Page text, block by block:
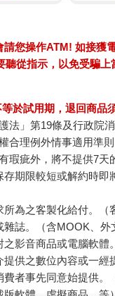
請您操作ATM! 如接獲
從指示，以免受騙上
於試用期，退回商品
法」第19條及行政院
合理例外情事適用準
瑕疵外，將不提供7天
存期限較短或解約時即
為之客製化給付。（
誌。（含MOOK、外
影音商品或電腦軟體。
提供之數位內容或一經
費者事先同意始提供。